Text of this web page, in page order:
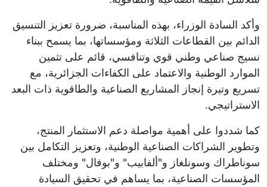
وأكد السادة الوزراء، بهذه المناسبة، ضرورة تعزيز التنسيق
الدائم بين القطاعات الثلاثة ومؤسساتها، بما يسمح ببناء
نسيج صناعي وطني قوي وتنافسي، قائم على تثمين
الموارد الوطنية والاعتماد على الكفاءات الجزائرية، مع
تسريع وتيرة إنجاز المشاريع الصناعية والطاقوية ذات البعد
الاستراتيجي.
كما شددوا على أهمية مواصلة دعم الاستثمار المنتج،
وتطوير الشراكات الصناعية الوطنية، وتعزيز التكامل بين
سوناطراك وسونلغاز و"ألفابيب" و"بوفال" ومختلف
المؤسسات الصناعية، بما يساهم في تحقيق السيادة